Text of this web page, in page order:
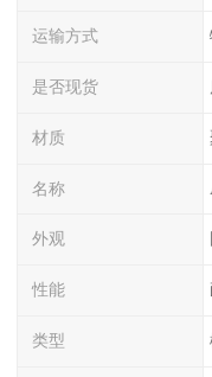
运输方式
是否现货
材质
名称
外观
性能
类型